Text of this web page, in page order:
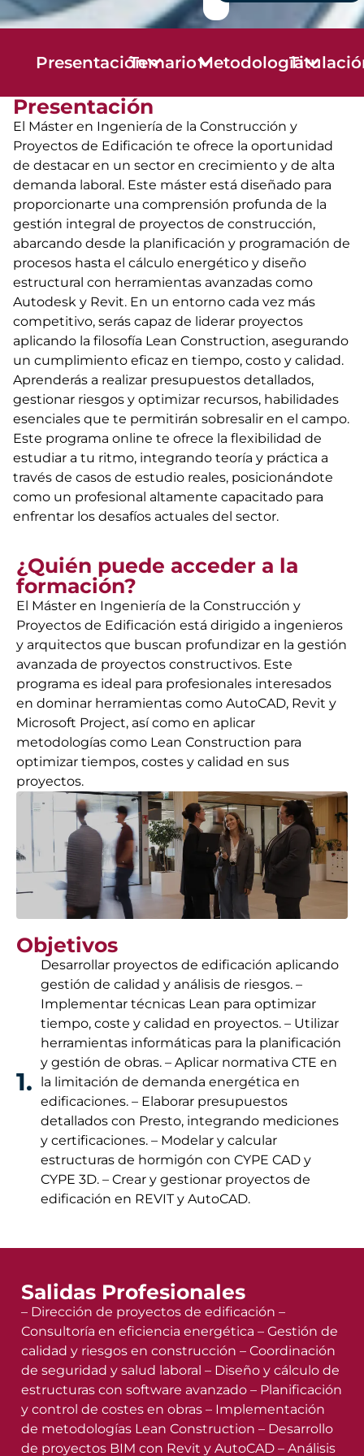
PresentaciónTemarioMetodología
Presentación
El Máster en Ingeniería de la Construcción y
Proyectos de Edificación te ofrece la oportunidad
de destacar en un sector en crecimiento y de alta
demanda laboral. Este máster está diseñado para
proporcionarte una comprensión profunda de la
gestión integral de proyectos de construcción,
abarcando desde la planificación y programación de
procesos hasta el cálculo energético y diseño
estructural con herramientas avanzadas como
Autodesk y Revit. En un entorno cada vez más
competitivo, serás capaz de liderar proyectos
aplicando la filosofía Lean Construction, asegurando
un cumplimiento eficaz en tiempo, costo y calidad.
Aprenderás a realizar presupuestos detallados,
gestionar riesgos y optimizar recursos, habilidades
esenciales que te permitirán sobresalir en el campo.
Este programa online te ofrece la flexibilidad de
estudiar a tu ritmo, integrando teoría y práctica a
través de casos de estudio reales, posicionándote
como un profesional altamente capacitado para
enfrentar los desafíos actuales del sector.
¿Quién puede acceder a la
formación?
El Máster en Ingeniería de la Construcción y
Proyectos de Edificación está dirigido a ingenieros
y arquitectos que buscan profundizar en la gestión
avanzada de proyectos constructivos. Este
programa es ideal para profesionales interesados
en dominar herramientas como AutoCAD, Revit y
Microsoft Project, así como en aplicar
metodologías como Lean Construction para
optimizar tiempos, costes y calidad en sus
proyectos.
Objetivos
1.
Desarrollar proyectos de edificación aplicando
gestión de calidad y análisis de riesgos. –
Implementar técnicas Lean para optimizar
tiempo, coste y calidad en proyectos. – Utilizar
herramientas informáticas para la planificación
y gestión de obras. – Aplicar normativa CTE en
la limitación de demanda energética en
edificaciones. – Elaborar presupuestos
detallados con Presto, integrando mediciones
y certificaciones. – Modelar y calcular
estructuras de hormigón con CYPE CAD y
CYPE 3D. – Crear y gestionar proyectos de
edificación en REVIT y AutoCAD.
Salidas Profesionales
– Dirección de proyectos de edificación –
Consultoría en eficiencia energética – Gestión de
calidad y riesgos en construcción – Coordinación
de seguridad y salud laboral – Diseño y cálculo de
estructuras con software avanzado – Planificación
y control de costes en obras – Implementación
de metodologías Lean Construction – Desarrollo
de proyectos BIM con Revit y AutoCAD – Análisis